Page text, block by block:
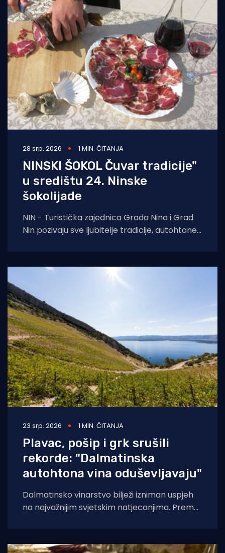
28 srp. 2026 1 MIN. ČITANJA
NINSKI ŠOKOL Čuvar tradicije"
u središtu 24. Ninske
šokolijade
NIN - Turistička zajednica Grada Nina i Grad
Nin pozivaju sve ljubitelje tradicije, autohtone
23 srp. 2026 1 MIN. ČITANJA
Plavac, pošip i grk srušili
rekorde: "Dalmatinska
autohtona vina oduševljavaju"
Dalmatinsko vinarstvo bilježi izniman uspjeh
na najvažnijim svjetskim natjecanjima. Prema